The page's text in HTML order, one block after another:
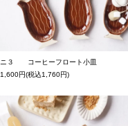
ニ３ コーヒーフロート小皿
1,600円(税込1,760円)